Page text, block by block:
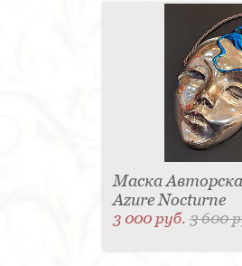
Маска
Azure Nocturne
3 000 руб.3 600